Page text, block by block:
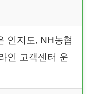
인지도, NH농협
인 고객센터 운